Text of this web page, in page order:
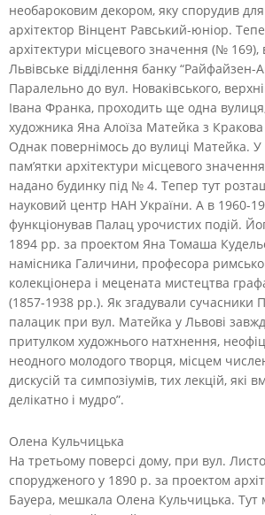
необароковим декором, яку спорудив
архітектор Вінцент Равський-юніор.
архітектури місцевого значення (№ 169),
Львівське відділення банку “Райфайзен-
Паралельно до вул. Новаківського,
Івана Франка, проходить ще одна
художника Яна Алоїза Матейка з
Однак повернімось до вулиці Матейка. У
пам’ятки архітектури місцевого
надано будинку під № 4. Тепер тут
науковий центр НАН України. А в 1960-
функціонував Палац урочистих подій.
1894 рр. за проектом Яна Томаша
намісника Галичини, професора
колекціонера і мецената мистецтва
(1857-1938 рр.). Як згадували сучасники
палацик при вул. Матейка у Львові
притулком художнього натхнення,
неодного молодого творця, місцем
дискусій та симпозіумів, тих лекцій, які
делікатно і мудро”.
Олена Кульчицька
На третьому поверсі дому, при вул.
спорудженого у 1890 р. за проектом
Бауера, мешкала Олена Кульчицька. Тут